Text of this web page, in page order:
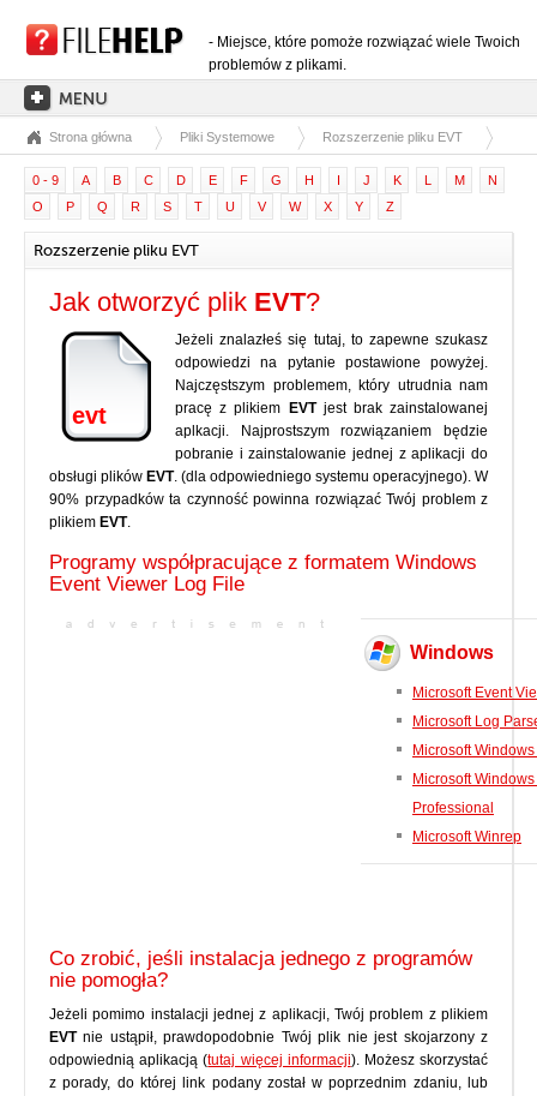
- Miejsce, które pomoże rozwiązać wiele Twoich
problemów z plikami.
STRONA GŁÓWNA
KATEGORIE ROZSZERZEŃ
KATEGORIE STEROWNIKÓW
PLIKI DLL
KONWERSJE PLIKÓW
PROGRAMY
Strona główna Pliki Systemowe Rozszerzenie pliku EVT
0 - 9 A B C D E F G H I J K L M
N
O
P Q R S T U V W X Y Z
Rozszerzenie pliku EVT
Jak otworzyć plik EVT?
evt
Jeżeli znalazłeś się tutaj, to zapewne szukasz
odpowiedzi na pytanie postawione powyżej.
Najczęstszym problemem, który utrudnia nam
pracę z plikiem
EVTjest brak zainstalowanej
aplkacji. Najprostszym rozwiązaniem będzie
pobranie i zainstalowanie jednej z aplikacji do
obsługi plików EVT. (dla odpowiedniego systemu operacyjnego). W
90% przypadków ta czynność powinna rozwiązać Twój problem z
plikiem EVT.
Programy współpracujące z formatem Windows
Event Viewer Log File
Windows
Microsoft Event
Microsoft Log
Microsoft
Microsoft
Professional
Microsoft Winrep
Co zrobić, jeśli instalacja jednego z programów
nie pomogła?
Jeżeli pomimo instalacji jednej z aplikacji, Twój problem z plikiem
EVTnie ustąpił, prawdopodobnie Twój plik nie jest skojarzony z
odpowiednią aplikacją (tutaj więcej informacji). Możesz skorzystać
z porady, do której link podany został w poprzednim zdaniu, lub